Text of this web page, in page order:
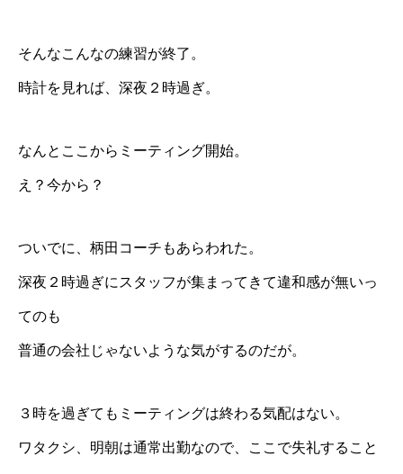
そんなこんなの練習が終了。
時計を見れば、深夜２時過ぎ。
なんとここからミーティング開始。
え？今から？
ついでに、柄田コーチもあらわれた。
深夜２時過ぎにスタッフが集まってきて違和感が無いっ
てのも
普通の会社じゃないような気がするのだが。
３時を過ぎてもミーティングは終わる気配はない。
ワタクシ、明朝は通常出勤なので、ここで失礼すること